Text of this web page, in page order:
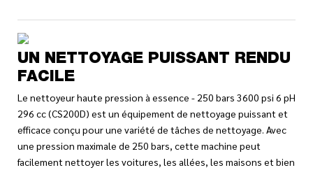
UN NETTOYAGE PUISSANT RENDU
FACILE
Le nettoyeur haute pression à essence - 250 bars 3600 psi 6 pH
296 cc (CS200D) est un équipement de nettoyage puissant et
efficace conçu pour une variété de tâches de nettoyage. Avec
une pression maximale de 250 bars, cette machine peut
facilement nettoyer les voitures, les allées, les maisons et bien